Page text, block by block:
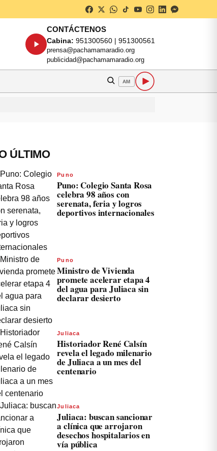
CONTÁCTENOS
Cabina: 951300560 | 951300561
prensa@pachamamaradio.org
publicidad@pachamamaradio.org
AM
ÚLTIMO
Puno
Puno: Colegio Santa Rosa
celebra 98 años con
serenata, feria y logros
deportivos internacionales
Puno
Ministro de Vivienda
promete acelerar etapa 4
del agua para Juliaca sin
declarar desierto
Juliaca
Historiador René Calsín
revela el legado milenario
de Juliaca a un mes del
centenario
Juliaca
Juliaca: buscan sancionar
a clínica que arrojaron
desechos hospitalarios en
vía pública